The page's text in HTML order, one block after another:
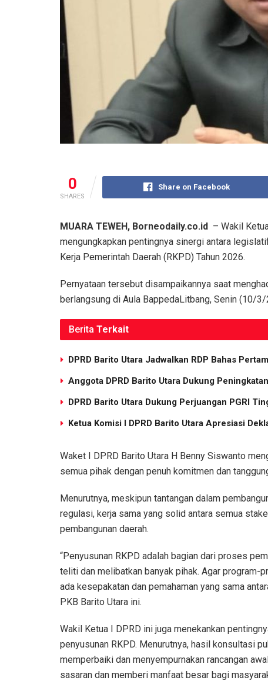
0
SHARES
Share on Facebook
MUARA TEWEH, Borneodaily.co.id – Wakil
mengungkapkan pentingnya sinergi antara
Kerja Pemerintah Daerah (RKPD) Tahun 2026.
Pernyataan tersebut disampaikannya saat
berlangsung di Aula BappedaLitbang, Senin (10/3/
Berita Terkait
DPRD Barito Utara Jadwalkan RDP Bahas
Anggota DPRD Barito Utara Dukung
DPRD Barito Utara Dukung Perjuangan PGRI
Ketua Komisi I DPRD Barito Utara Apresiasi
Waket I DPRD Barito Utara H Benny Siswanto
semua pihak dengan penuh komitmen dan
Menurutnya, meskipun tantangan dalam
regulasi, kerja sama yang solid antara semua
pembangunan daerah.
“Penyusunan RKPD adalah bagian dari proses
teliti dan melibatkan banyak pihak. Agar program-
ada kesepakatan dan pemahaman yang sama
PKB Barito Utara ini.
Wakil Ketua I DPRD ini juga menekankan
penyusunan RKPD. Menurutnya, hasil konsultasi
memperbaiki dan menyempurnakan rancangan
sasaran dan memberi manfaat besar bagi